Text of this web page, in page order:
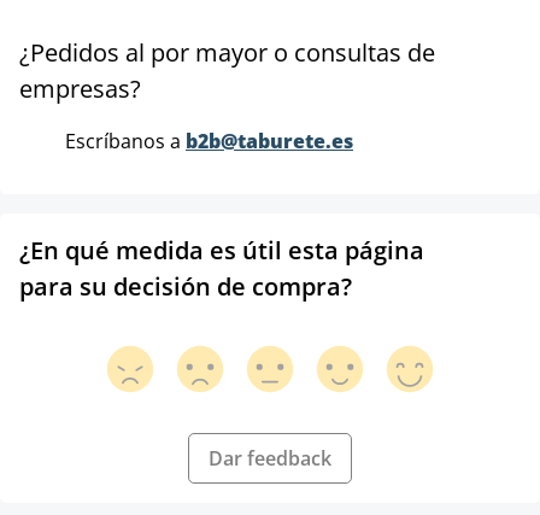
¿Pedidos al por mayor o consultas de
empresas?
Escríbanos a b2b@taburete.es
¿En qué medida es útil esta página
para su decisión de compra?
Dar feedback